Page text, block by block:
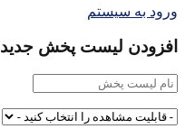
ورود به سیستم
افزودن لیست پخش جدید